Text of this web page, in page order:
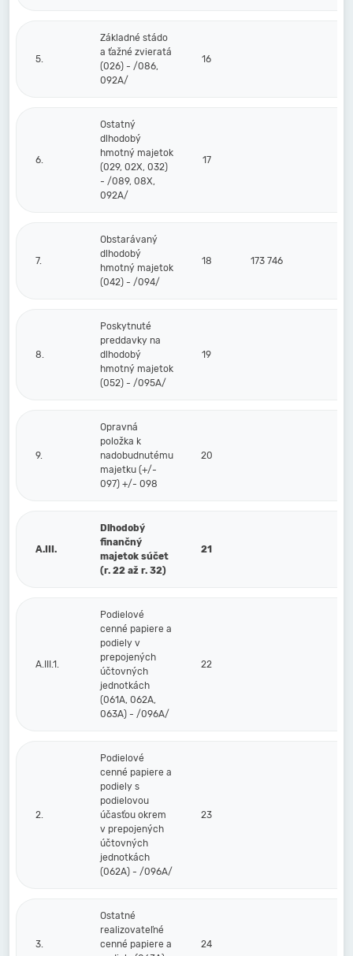
5.
Základné stádo
a ťažné zvieratá
(026) - /086,
092A/
16
6.
Ostatný
dlhodobý
hmotný majetok
(029, 02X, 032)
- /089, 08X,
092A/
17
7.
Obstarávaný
dlhodobý
hmotný majetok
(042) - /094/
18 173 746
8.
Poskytnuté
preddavky na
dlhodobý
hmotný majetok
(052) - /095A/
19
9.
Opravná
položka k
nadobudnutému
majetku (+/-
097) +/- 098
20
A.III.
Dlhodobý
finančný
majetok súčet
(r. 22 až r. 32)
21
A.III.1.
Podielové
cenné papiere a
podiely v
prepojených
účtovných
jednotkách
(061A, 062A,
063A) - /096A/
22
2.
Podielové
cenné papiere a
podiely s
podielovou
účasťou okrem
v prepojených
účtovných
jednotkách
(062A) - /096A/
23
3.
Ostatné
realizovateľné
cenné papiere a
24